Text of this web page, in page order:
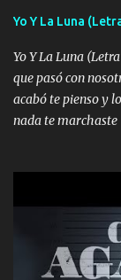
viento a su hijo y
seguiré esperando
tengo de mi mente
tu papá, a veces
que tu me
Yo Y La Luna
Yo Y La Luna
que pasó con
acabó te pienso y
nada te marchaste
pero eso ya no va
mirabas bonito si
duele no tenerte
cantamos y por ti